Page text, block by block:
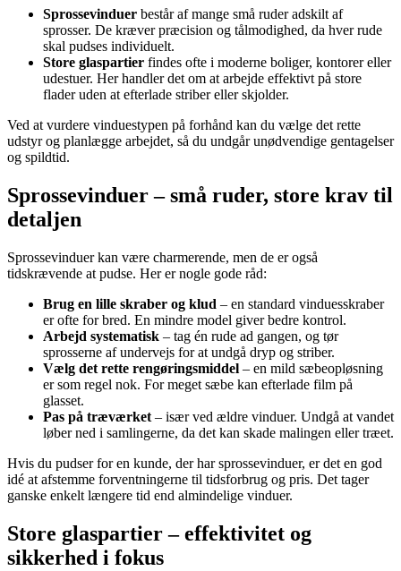
Sprossevinduer består af mange små ruder adskilt af
sprosser. De kræver præcision og tålmodighed, da hver rude
skal pudses individuelt.
Store glaspartier findes ofte i moderne boliger, kontorer eller
udestuer. Her handler det om at arbejde effektivt på store
flader uden at efterlade striber eller skjolder.
Ved at vurdere vinduestypen på forhånd kan du vælge det rette
udstyr og planlægge arbejdet, så du undgår unødvendige gentagelser
og spildtid.
Sprossevinduer – små ruder, store krav til
detaljen
Sprossevinduer kan være charmerende, men de er også
tidskrævende at pudse. Her er nogle gode råd:
Brug en lille skraber og klud – en standard vinduesskraber
er ofte for bred. En mindre model giver bedre kontrol.
Arbejd systematisk – tag én rude ad gangen, og tør
sprosserne af undervejs for at undgå dryp og striber.
Vælg det rette rengøringsmiddel – en mild sæbeopløsning
er som regel nok. For meget sæbe kan efterlade film på
glasset.
Pas på træværket – især ved ældre vinduer. Undgå at vandet
løber ned i samlingerne, da det kan skade malingen eller træet.
Hvis du pudser for en kunde, der har sprossevinduer, er det en god
idé at afstemme forventningerne til tidsforbrug og pris. Det tager
ganske enkelt længere tid end almindelige vinduer.
Store glaspartier – effektivitet og
sikkerhed i fokus